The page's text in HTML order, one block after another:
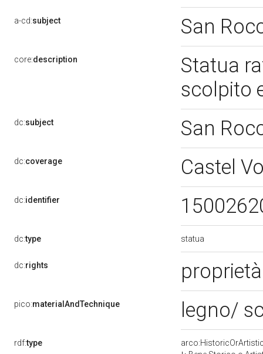
a-cd:subject San
core:description
Statua
scolpito
dc:subject San
dc:coverage Castel
dc:identifier
dc:type statua
dc:rights
pico:materialAndTechnique legno/
rdf:type